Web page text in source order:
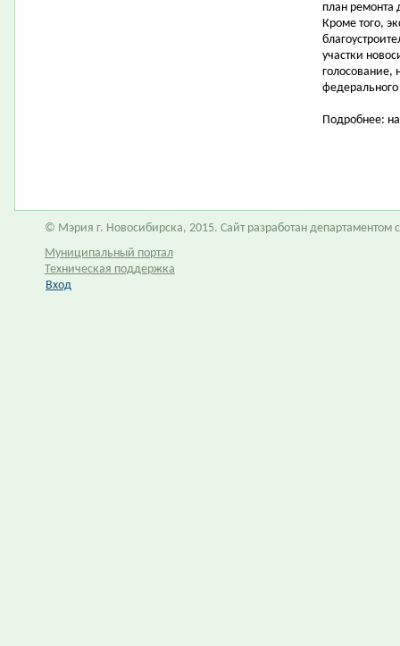
план ремонта
Кроме того,
участки
голосование,
Подробнее:
© Мэрия г. Новосибирска, 2015. Сайт разработан
Муниципальный портал
Техническая поддержка
Вход